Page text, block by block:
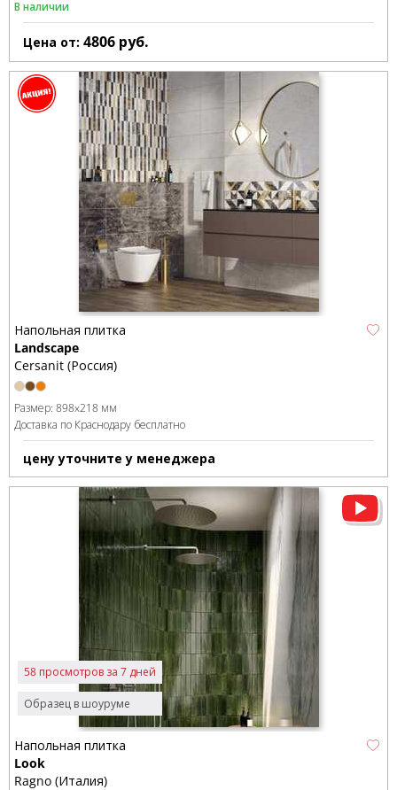
В наличии
Цена от: 4806 руб.
Напольная плитка
Landscape
Cersanit (Россия)
Размер: 898x218 мм
Доставка по Краснодару бесплатно
цену уточните у менеджера
Образец в шоуруме
58 просмотров за 7 дней
Напольная плитка
Look
Ragno (Италия)